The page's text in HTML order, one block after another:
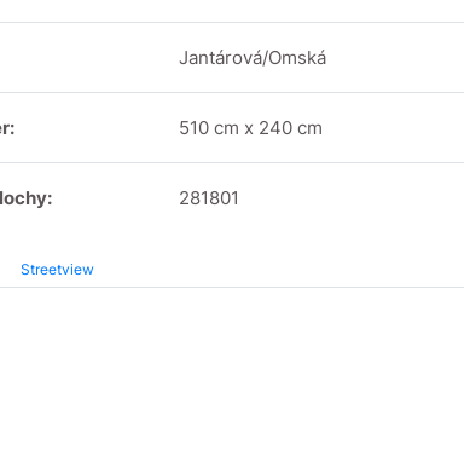
Jantárová/Omská
510 cm x 240 cm
281801
Streetview